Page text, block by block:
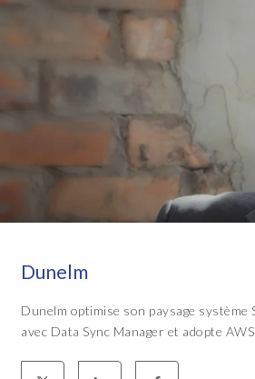
Dunelm
Dunelm optimise son paysage système
avec Data Sync Manager et adopte AWS